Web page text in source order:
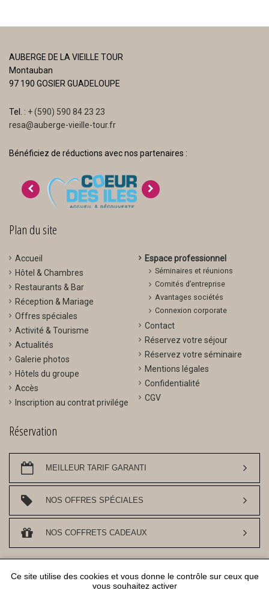
AUBERGE DE LA VIEILLE TOUR
Montauban
97 190 GOSIER GUADELOUPE
Tel. : + (590) 590 84 23 23
resa@auberge-vieille-tour.fr
Bénéficiez de réductions avec nos partenaires :
Plan du site
Accueil
Hôtel & Chambres
Restaurants & Bar
Réception & Mariage
Offres spéciales
Activité & Tourisme
Actualités
Galerie photos
Hôtels du groupe
Accès
Inscription au contrat privilége
Espace professionnel
Séminaires et réunions
Comités d’entreprise
Avantages sociétés
Connexion corporate
Contact
Réservez votre séjour
Réservez votre séminaire
Mentions légales
Confidentialité
CGV
Réservation
MEILLEUR TARIF GARANTI
NOS OFFRES SPÉCIALES
NOS COFFRETS CADEAUX
GESTION DES COOKIES
Ce site utilise des cookies et vous donne le contrôle sur ceux que
vous souhaitez activer